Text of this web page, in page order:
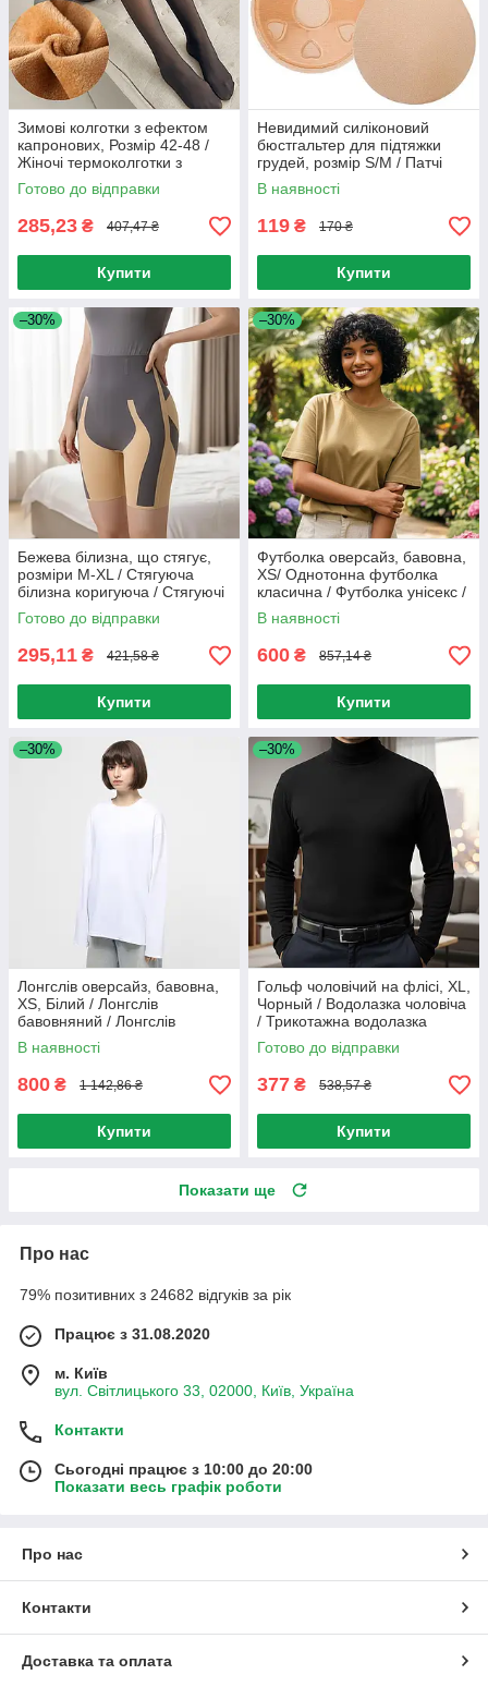
Зимові колготки з ефектом
капронових, Розмір 42-48 /
Жіночі термоколготки з
хутром / Теплі колготи
Готово до відправки
285,23 ₴ 407,47 ₴
Купити
Невидимий силіконовий
бюстгальтер для підтяжки
грудей, розмір S/M / Патчі
для ліфтингу грудей
В наявності
119 ₴ 170 ₴
Купити
–30%
Бежева білизна, що стягує,
розміри M-XL / Стягуюча
білизна коригуюча / Стягуючі
панталони
Готово до відправки
295,11 ₴ 421,58 ₴
Купити
–30%
Футболка оверсайз, бавовна,
XS/ Однотонна футболка
класична / Футболка унісекс /
Футболка бавовняна
В наявності
600 ₴ 857,14 ₴
Купити
–30%
Лонгслів оверсайз, бавовна,
XS, Білий / Лонгслів
бавовняний / Лонгслів
базовий / Лонгслів вільного
крою
В наявності
800 ₴ 1 142,86 ₴
Купити
–30%
Гольф чоловічий на флісі, XL,
Чорный / Водолазка чоловіча
/ Трикотажна водолазка
Готово до відправки
377 ₴ 538,57 ₴
Купити
Показати ще
Про нас
79% позитивних з 24682 відгуків за рік
Працює з 31.08.2020
м. Київ
вул. Світлицького 33, 02000, Київ, Україна
Контакти
Сьогодні працює з 10:00 до 20:00
Показати весь графік роботи
Про нас
Контакти
Доставка та оплата